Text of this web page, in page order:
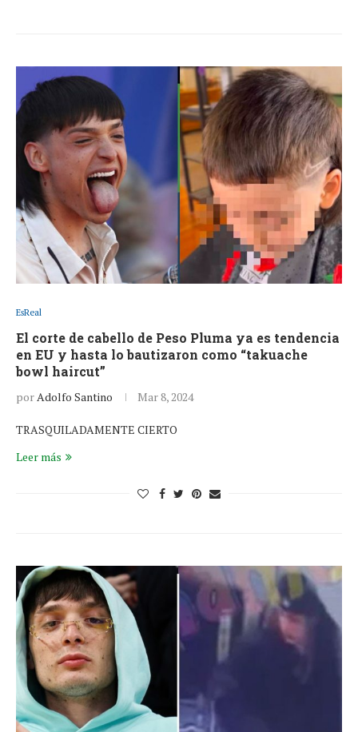
EsReal
El corte de cabello de Peso Pluma ya es tendencia
en EU y hasta lo bautizaron como “takuache
bowl haircut”
porAdolfo Santino Mar 8, 2024
TRASQUILADAMENTE CIERTO
Leer más